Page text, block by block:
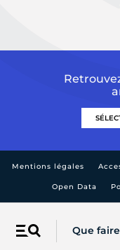
Menu Que
Mentions légales
Open Data